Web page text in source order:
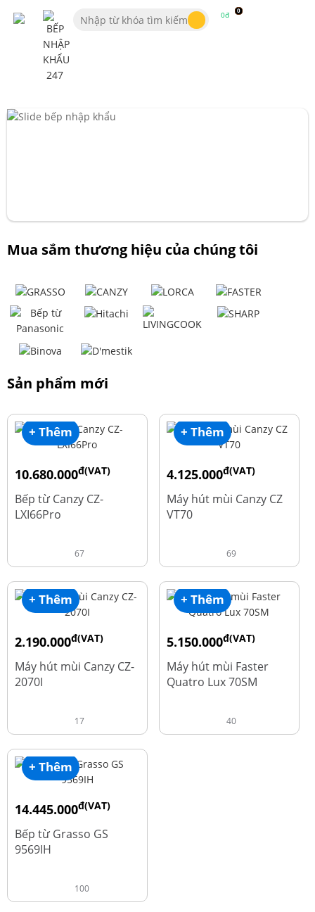
0
0đ
Mua sắm thương hiệu của chúng tôi
Sản phẩm mới
+ Thêm
10.680.000đ(VAT)
15.980.000
Bếp từ Canzy CZ-
LXI66Pro
67
+ Thêm
4.125.000đ(VAT)
8.500.000
Máy hút mùi Canzy CZ
VT70
69
+ Thêm
2.190.000đ(VAT)
4.450.000
Máy hút mùi Canzy CZ-
2070I
17
+ Thêm
5.150.000đ(VAT)
9.700.000
Máy hút mùi Faster
Quatro Lux 70SM
40
+ Thêm
14.445.000đ(VAT)
19.260.000
Bếp từ Grasso GS
9569IH
100